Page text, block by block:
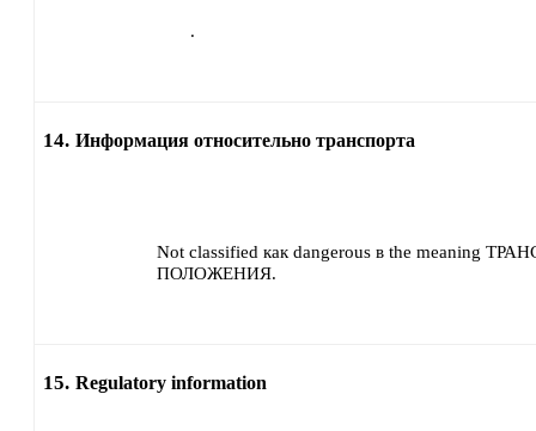
.
14. Информация относительно транспорта
Not classified как dangerous в the meaning
ПОЛОЖЕНИЯ.
15. Regulatory information